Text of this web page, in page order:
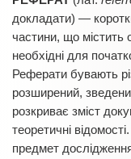
докладати) —
частини, що містить
необхідні для
Реферати бувають
розширений,
розкриває зміст
теоретичні
предмет